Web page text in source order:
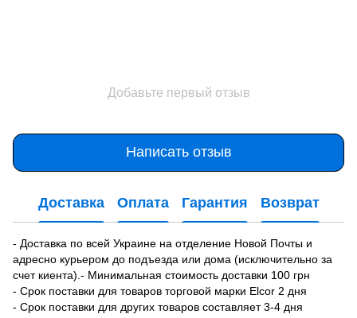
Добавьте первый отзыв
Написать отзыв
Доставка Оплата Гарантия Возврат
- Доставка по всей Украине на отделение Новой Почты и
адресно курьером до подъезда или дома (исключительно за
счет киента).- Минимальная стоимость доставки 100 грн
- Срок поставки для товаров торговой марки Elcor 2 дня
- Срок поставки для других товаров составляет 3-4 дня